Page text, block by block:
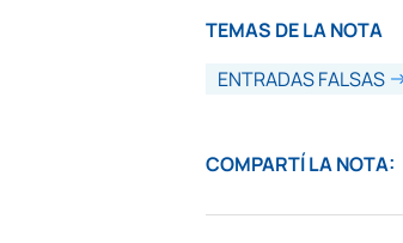
TEMAS DE LA NOTA
ENTRADAS FALSAS
COMPARTÍ LA NOTA: